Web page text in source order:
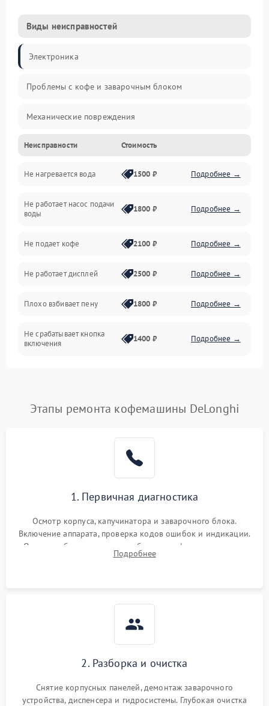
Виды неисправностей
Электроника
Проблемы с кофе и заварочным блоком
Механические повреждения
Прочие неисправности
Включение и работа
Проблемы с водой
Проблемы с капучинатором и паром
Управление и электроника
Программное обеспечение
Неисправности Стоимость
Не нагревается вода 1500 ₽ Подробнее →
Не работает насос подачи
воды
1800 ₽ Подробнее →
Не подает кофе 2100 ₽ Подробнее →
Не работает дисплей 2500 ₽ Подробнее →
Плохо взбивает пену 1800 ₽ Подробнее →
Не срабатывает кнопка
включения
1400 ₽ Подробнее →
Постоянные сбои в работе Подробнее →
Этапы ремонта кофемашины DeLonghi
1. Первичная диагностика
Осмотр корпуса, капучинатора и заварочного блока.
Включение аппарата, проверка кодов ошибок и индикации.
Оценка работы помпы, термоблока и кофемолки на слух.
Измерение температуры и давления воды для выявления
Подробнее
2. Разборка и очистка
Снятие корпусных панелей, демонтаж заварочного
устройства, диспенсера и гидросистемы. Глубокая очистка